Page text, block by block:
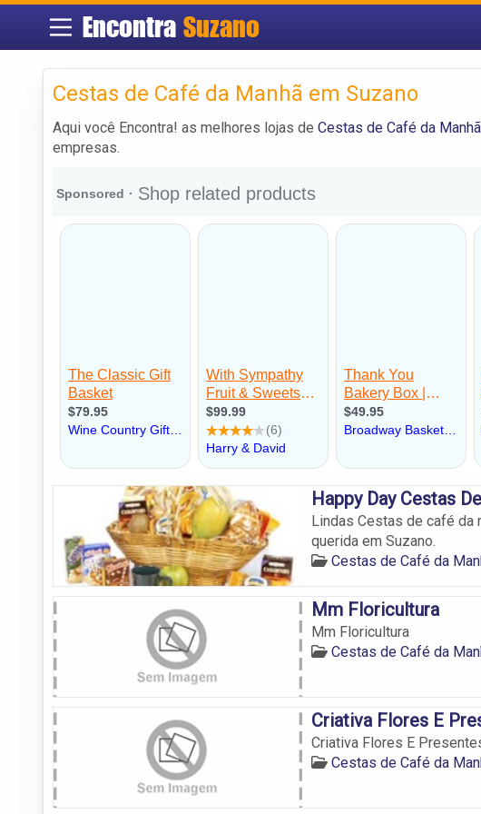
Encontra Suzano
Cestas de Café da Manhã em Suzano
Aqui você Encontra! as melhores lojas de Cestas de Café da
empresas.
Happy Day Cestas
Lindas Cestas de café da
querida em Suzano.
Cestas de Café da
Mm Floricultura
Mm Floricultura
Cestas de Café da
Criativa Flores E
Criativa Flores E
Cestas de Café da